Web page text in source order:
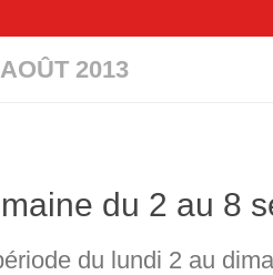
AOÛT 2013
du 2 au 8
du lundi 2 au